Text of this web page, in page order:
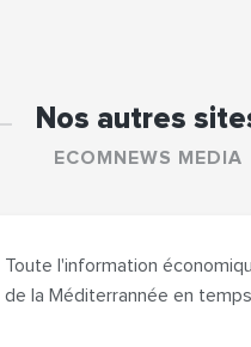
Nos autres
ECOMNEWS MEDIA
Toute l'information
de la Méditerrannée en